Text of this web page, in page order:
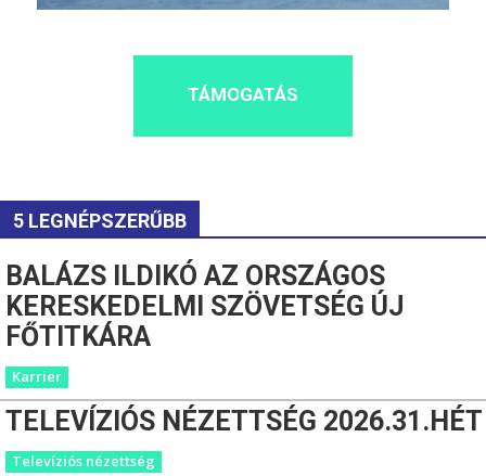
TÁMOGATÁS
5 LEGNÉPSZERŰBB
BALÁZS ILDIKÓ AZ ORSZÁGOS
KERESKEDELMI SZÖVETSÉG ÚJ
FŐTITKÁRA
Karrier
TELEVÍZIÓS NÉZETTSÉG 2026.31.HÉT
Televíziós nézettség